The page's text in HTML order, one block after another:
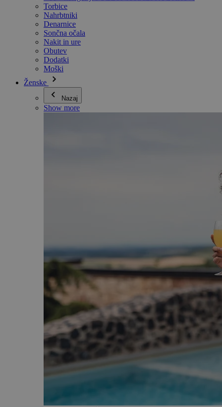
Torbice
Nahrbtniki
Denarnice
Sončna očala
Nakit in ure
Obutev
Dodatki
Moški
Ženske
Nazaj
Show more